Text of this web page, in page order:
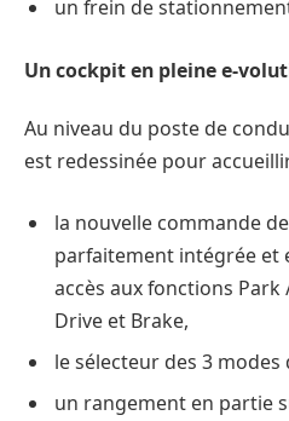
un frein de
Un cockpit en pleine e-
Au niveau du poste de
est redessinée pour
la nouvelle commande
parfaitement intégrée et
accès aux fonctions
Drive et Brake,
le sélecteur des 3 modes
un rangement en partie